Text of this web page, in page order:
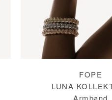
FOPE
LUNA
Armband